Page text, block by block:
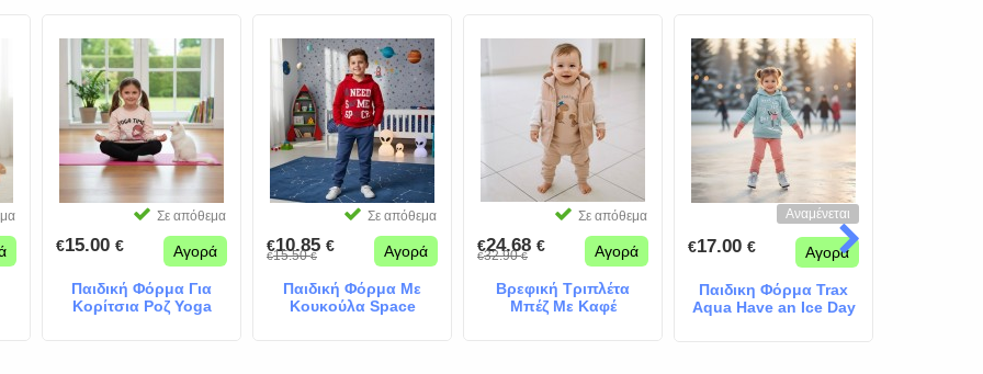
Σε απόθεμα
€15.00 € Αγορά
Παιδική Φόρμα Για
Κορίτσια Ροζ Yoga
Σε απόθεμα
€10.85 €
€15.50€ Αγορά
Παιδική Φόρμα Με
Κουκούλα Space
Σε απόθεμα
€24.68 €
€32.90€ Αγορά
Βρεφική Τριπλέτα
Μπέζ Με Καφέ
Αναμένεται
€17.00 € Αγορά
Παιδικη Φόρμα Trax
Aqua Have an Ice Day